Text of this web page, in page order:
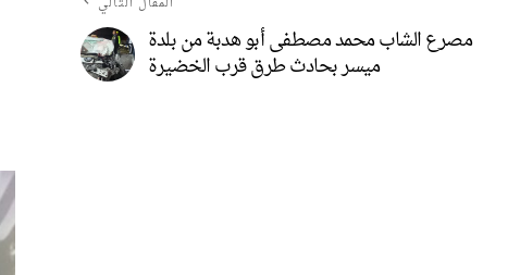
مصرع الشاب محمد مصطفى أبو هدبة من بلدة
ميسر بحادث طرق قرب الخضيرة